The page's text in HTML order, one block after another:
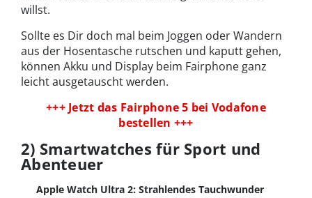
willst.
Sollte es Dir doch mal beim Joggen oder Wandern
aus der Hosentasche rutschen und kaputt gehen,
können Akku und Display beim Fairphone ganz
leicht ausgetauscht werden.
+++ Jetzt das Fairphone 5 bei Vodafone
bestellen +++
2) Smartwatches für Sport und
Abenteuer
Apple Watch Ultra 2: Strahlendes Tauchwunder